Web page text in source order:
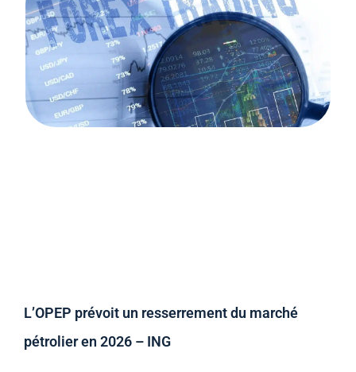
L’OPEP prévoit un resserrement du marché
pétrolier en 2026 – ING